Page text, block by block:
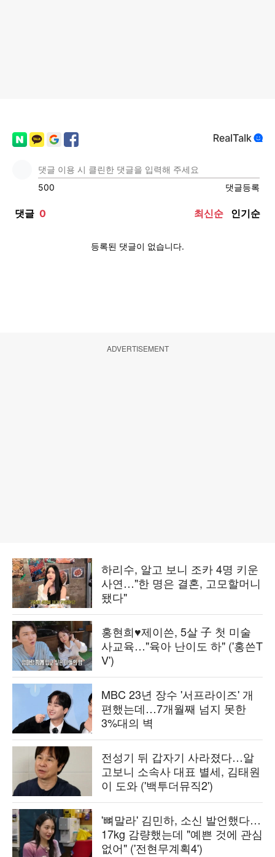
ADVERTISEMENT
하리수, 알고 보니 조카 4명 키운
사연…"한 명은 결혼, 고모할머니
됐다"
홍현희♥제이쓴, 5살 子 첫 미술
사교육…"육아 난이도 하" ('홍쓴T
V')
MBC 23년 장수 '서프라이즈' 개
편했는데…7개월째 넘지 못한
3%대의 벽
전성기 뒤 갑자기 사라졌다…알
고보니 소속사 대표 별세, 김태원
이 도와 ('백투더뮤직2')
'뼈말라' 김민하, 소신 발언했다…
17kg 감량했는데 "예쁜 것에 관심
없어" ('전현무계획4')